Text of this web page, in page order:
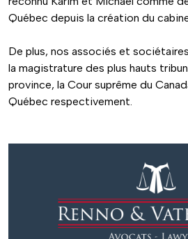
Québec depuis la création du
De plus, nos associés et
la magistrature des plus hauts
province, la Cour suprême du
Québec respectivement.